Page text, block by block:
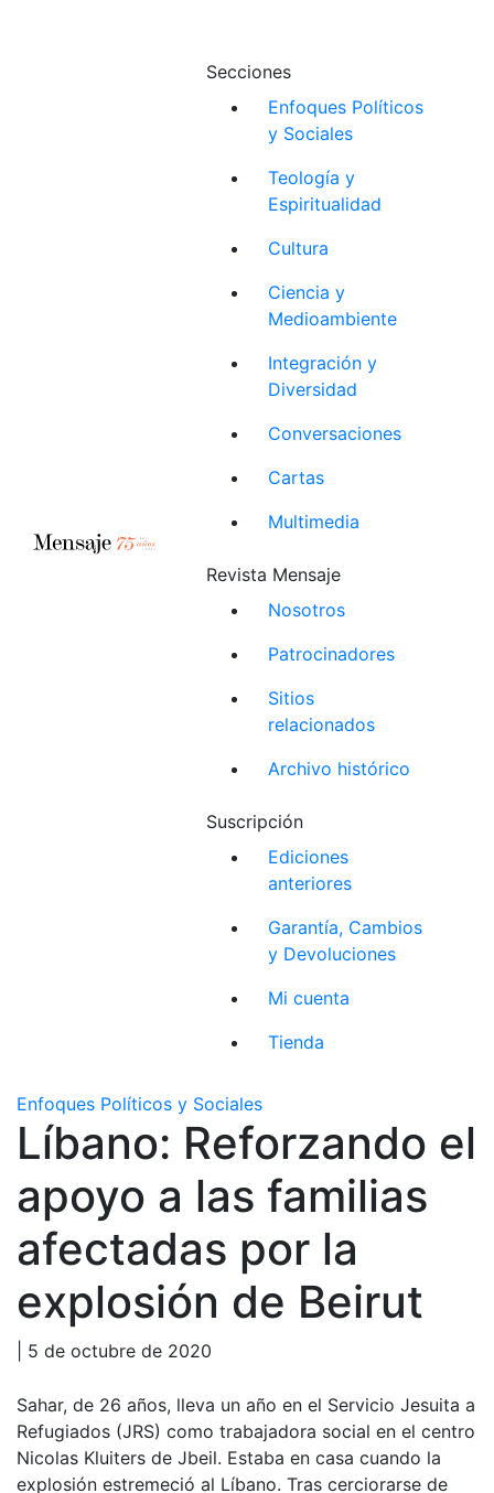
Secciones
Enfoques Políticos
y Sociales
Teología y
Espiritualidad
Cultura
Ciencia y
Medioambiente
Integración y
Diversidad
Conversaciones
Cartas
Multimedia
Revista Mensaje
Nosotros
Patrocinadores
Sitios
relacionados
Archivo histórico
Suscripción
Ediciones
anteriores
Garantía, Cambios
y Devoluciones
Mi cuenta
Tienda
Enfoques Políticos y Sociales
Líbano: Reforzando el
apoyo a las familias
afectadas por la
explosión de Beirut
| 5 de octubre de 2020
Sahar, de 26 años, lleva un año en el Servicio Jesuita a
Refugiados (JRS) como trabajadora social en el centro
Nicolas Kluiters de Jbeil. Estaba en casa cuando la
explosión estremeció al Líbano. Tras cerciorarse de